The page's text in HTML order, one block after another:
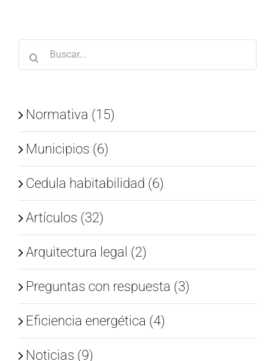
Buscar:
Normativa (15)
Municipios (6)
Cedula habitabilidad (6)
Artículos (32)
Arquitectura legal (2)
Preguntas con respuesta (3)
Eficiencia energética (4)
Noticias (9)